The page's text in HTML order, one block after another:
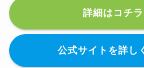
詳細はコチラ
公式サイトを詳し